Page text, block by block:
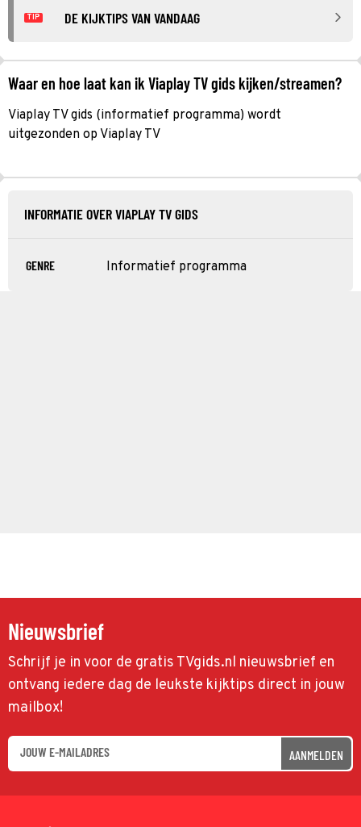
TIP DE KIJKTIPS VAN VANDAAG
Waar en hoe laat kan ik Viaplay TV gids kijken/streamen?
Viaplay TV gids (informatief programma) wordt
uitgezonden op Viaplay TV
INFORMATIE OVER VIAPLAY TV GIDS
GENRE Informatief programma
Nieuwsbrief
Schrijf je in voor de gratis TVgids.nl nieuwsbrief en
ontvang iedere dag de leukste kijktips direct in jouw
mailbox!
AANMELDEN